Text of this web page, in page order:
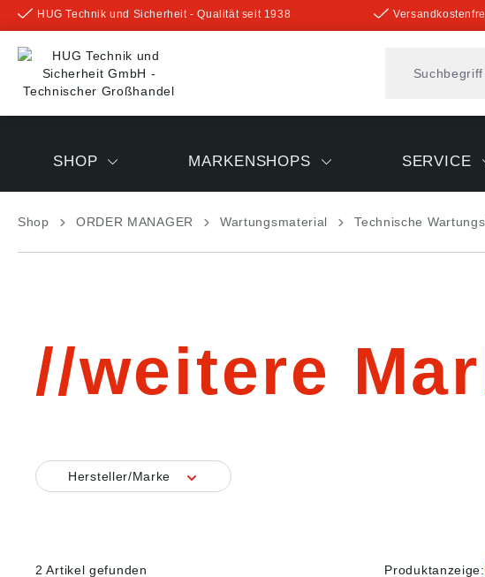
springen
HUG Technik und Sicherheit - Qualität seit 1938
SHOP MARKENSHOPS SERVICE
Shop ORDER MANAGER Wartungsmaterial Technische
weitere
Hersteller/Marke
2 Artikel gefunden Produktanzeige: